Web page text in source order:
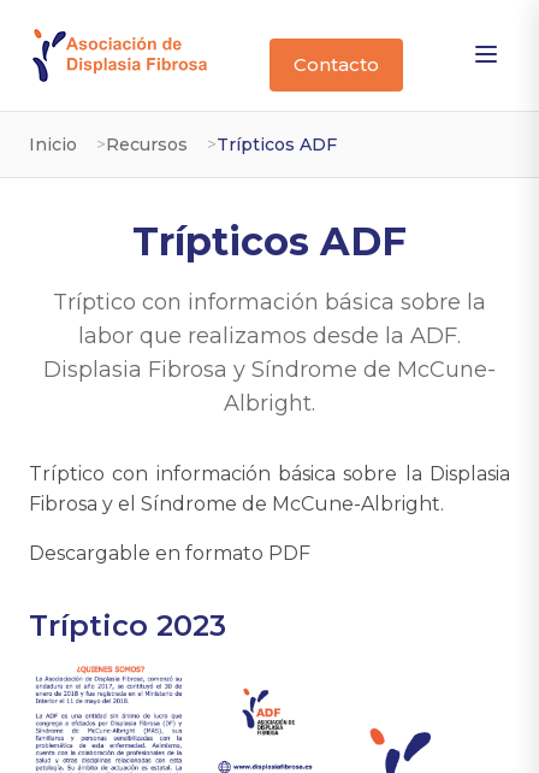
Contacto
Inicio Recursos Trípticos ADF
Trípticos ADF
Tríptico con información básica sobre la
labor que realizamos desde la ADF.
Displasia Fibrosa y Síndrome de McCune-
Albright.
Tríptico con información básica sobre la Displasia
Fibrosa y el Síndrome de McCune-Albright.
Descargable en formato PDF
Tríptico 2023